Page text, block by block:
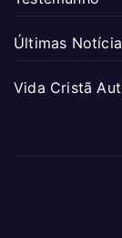
Últimas
Vida Cristã